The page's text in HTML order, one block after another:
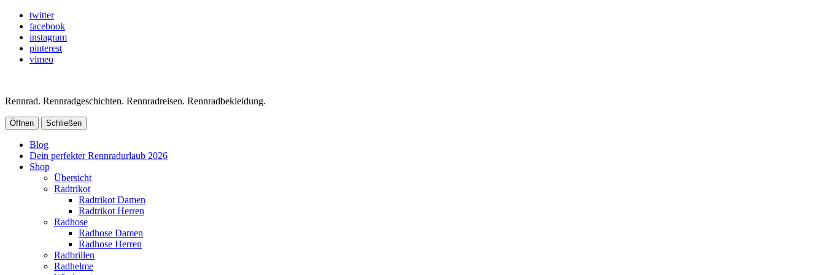
twitter
facebook
instagram
pinterest
vimeo
Rennrad. Rennradgeschichten. Rennradreisen. Rennradbekleidung.
Öffnen Schließen
Blog
Dein perfekter Rennradurlaub 2026
Shop
Übersicht
Radtrikot
Radtrikot Damen
Radtrikot Herren
Radhose
Radhose Damen
Radhose Herren
Radbrillen
Radhelme